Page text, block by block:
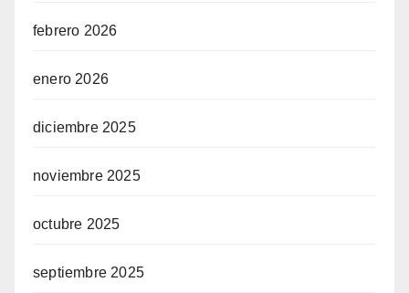
febrero 2026
enero 2026
diciembre 2025
noviembre 2025
octubre 2025
septiembre 2025